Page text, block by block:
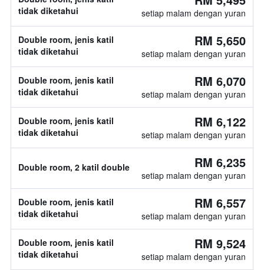
tidak diketahui
setiap malam dengan yuran
Double room, jenis katil
tidak diketahui
RM 5,650
setiap malam dengan yuran
Double room, jenis katil
tidak diketahui
RM 6,070
setiap malam dengan yuran
Double room, jenis katil
tidak diketahui
RM 6,122
setiap malam dengan yuran
Double room, 2 katil double RM 6,235
setiap malam dengan yuran
Double room, jenis katil
tidak diketahui
RM 6,557
setiap malam dengan yuran
Double room, jenis katil
tidak diketahui
RM 9,524
setiap malam dengan yuran